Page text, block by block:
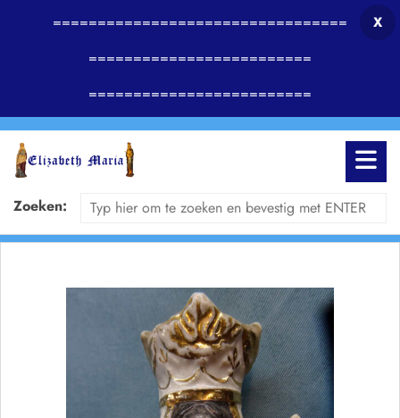
=================================
=========================
=========================
X
Zoeken: